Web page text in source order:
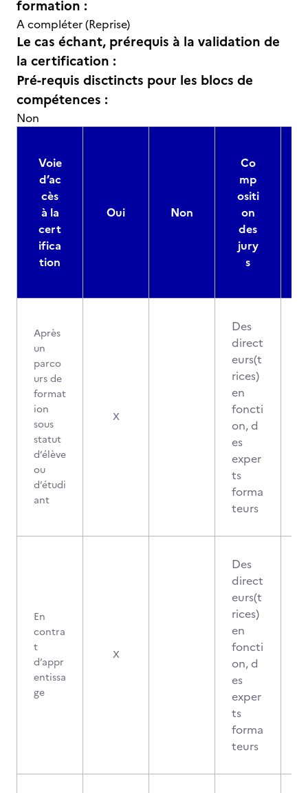
formation :
A compléter (Reprise)
Le cas échant, prérequis à la validation de
la certification :
Pré-requis disctincts pour les blocs de
compétences :
Non
Voie
d’ac
cès
à la
cert
ifica
tion
Oui Non
Co
mp
ositi
on
des
jury
s
Après
un
parco
urs de
format
ion
sous
statut
d’élève
ou
d’étudi
ant
X
Des
direct
eurs(t
rices)
en
foncti
on, d
es
exper
ts
forma
teurs
En
contra
t
d’appr
entissa
ge
X
Des
direct
eurs(t
rices)
en
foncti
on, d
es
exper
ts
forma
teurs